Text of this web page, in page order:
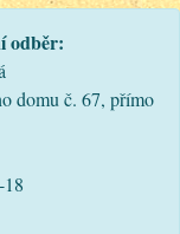
odběr:
domu č. 67, přímo